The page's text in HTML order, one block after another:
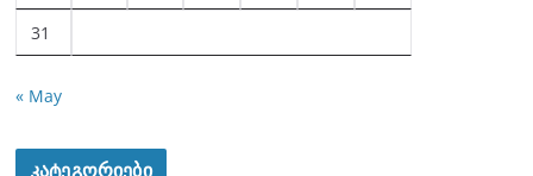
31
« May
კატეგორიები